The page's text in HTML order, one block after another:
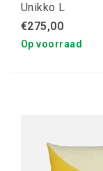
Unikko L
€275,00
Op voorraad